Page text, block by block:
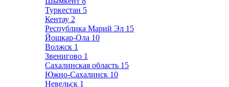
Туркестан 5
Кентау 2
Республика Марий Эл 15
Йошкар-Ола 10
Волжск 1
Звенигово 1
Сахалинская область 15
Южно-Сахалинск 10
Невельск 1